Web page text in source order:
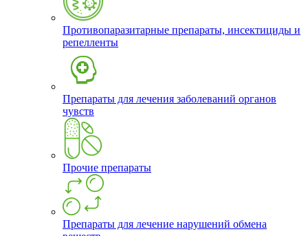
Противопаразитарные препараты, инсектициды и
репелленты
Препараты для лечения заболеваний органов
чувств
Прочие препараты
Препараты для лечение нарушений обмена